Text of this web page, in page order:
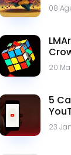
08
20
5
23